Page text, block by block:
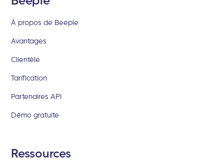
À propos de Beeple
Avantages
Clientèle
Tarification
Partenaires API
Démo gratuite
Ressources